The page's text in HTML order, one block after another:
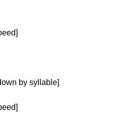
by syllable]